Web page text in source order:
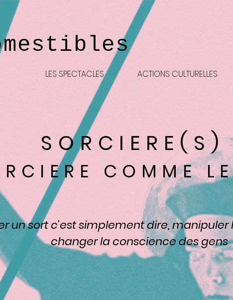
LES SPECTACLES ACTIONS CULTURELLES
SORCIERE(S)
COMME
un sort c'est simplement dire,
changer la conscience des gens